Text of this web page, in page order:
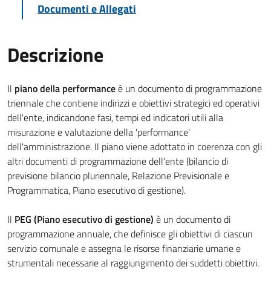
Documenti e Allegati
Descrizione
Il piano della performanceè un documento di programmazione
triennale che contiene indirizzi e obiettivi strategici ed operativi
dell'ente, indicandone fasi, tempi ed indicatori utili alla
misurazione e valutazione della 'performance'
dell'amministrazione. Il piano viene adottato in coerenza con gli
altri documenti di programmazione dell'ente (bilancio di
previsione bilancio pluriennale, Relazione Previsionale e
Programmatica, Piano esecutivo di gestione).
Il PEG (Piano esecutivo di gestione) è un documento di
programmazione annuale, che definisce gli obiettivi di ciascun
servizio comunale e assegna le risorse finanziarie umane e
strumentali necessarie al raggiungimento dei suddetti obiettivi.